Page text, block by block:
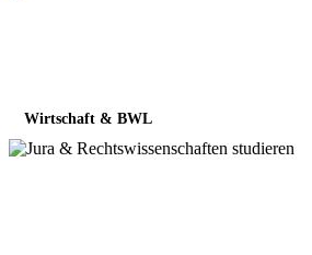
Wirtschaft & BWL